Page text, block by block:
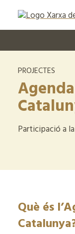
PROJECTES
Participació a
Què és